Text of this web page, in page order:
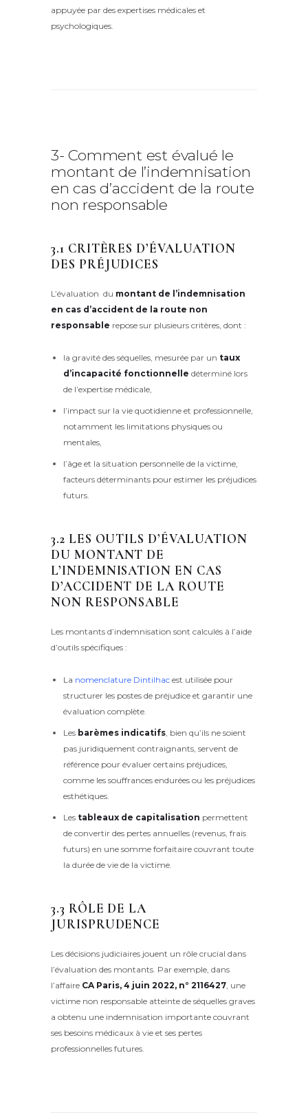
appuyée par des expertises médicales et
psychologiques.
3- Comment est évalué le
montant de l’indemnisation
en cas d’accident de la route
non responsable
3.1 CRITÈRES D’ÉVALUATION
DES PRÉJUDICES
L’évaluation du montant de l’indemnisation
en cas d’accident de la route non
responsable repose sur plusieurs critères, dont :
la gravité des séquelles, mesurée par un taux
d’incapacité fonctionnelle déterminé lors
de l’expertise médicale,
l’impact sur la vie quotidienne et professionnelle,
notamment les limitations physiques ou
mentales,
l’âge et la situation personnelle de la victime,
facteurs déterminants pour estimer les préjudices
futurs.
3.2 LES OUTILS D’ÉVALUATION
DU MONTANT DE
L’INDEMNISATION EN CAS
D’ACCIDENT DE LA ROUTE
NON RESPONSABLE
Les montants d’indemnisation sont calculés à l’aide
d’outils spécifiques :
La nomenclature Dintilhac est utilisée pour
structurer les postes de préjudice et garantir une
évaluation complète.
Les barèmes indicatifs , bien qu’ils ne soient
pas juridiquement contraignants, servent de
référence pour évaluer certains préjudices,
comme les souffrances endurées ou les préjudices
esthétiques.
Les tableaux de capitalisation permettent
de convertir des pertes annuelles (revenus, frais
futurs) en une somme forfaitaire couvrant toute
la durée de vie de la victime.
3.3 RÔLE DE LA
JURISPRUDENCE
Les décisions judiciaires jouent un rôle crucial dans
l’évaluation des montants. Par exemple, dans
l’affaire CA Paris, 4 juin 2022, n° 2116427 , une
victime non responsable atteinte de séquelles graves
a obtenu une indemnisation importante couvrant
ses besoins médicaux à vie et ses pertes
professionnelles futures.